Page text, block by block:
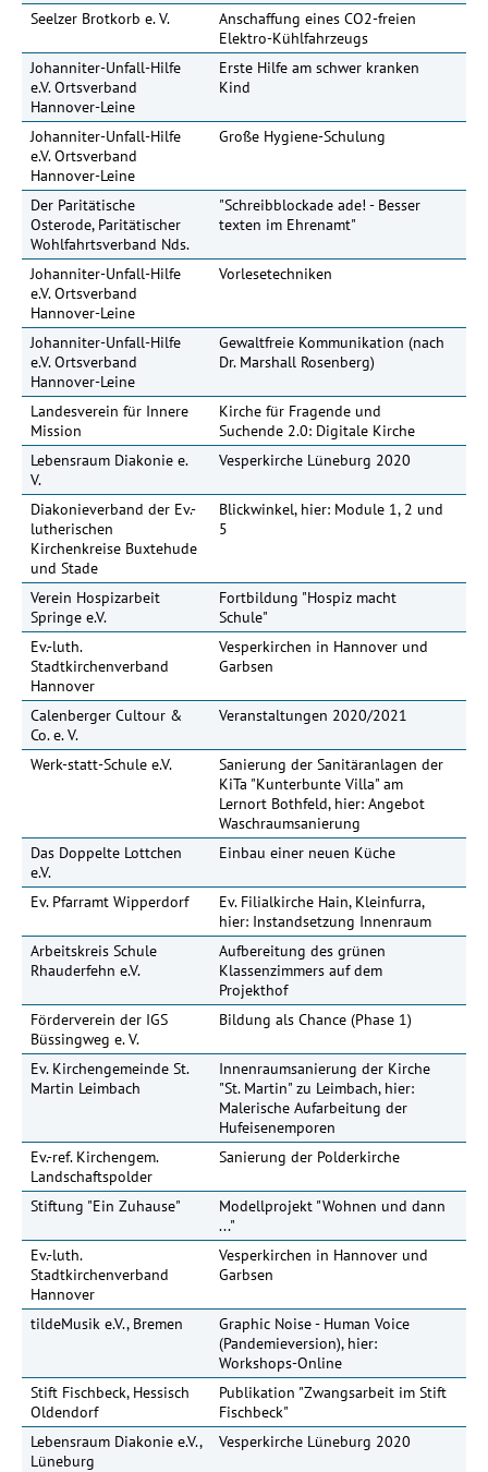
Seelzer Brotkorb e. V.
Anschaffung eines CO2-freien
Elektro-Kühlfahrzeugs
Johanniter-Unfall-Hilfe
e.V. Ortsverband
Hannover-Leine
Erste Hilfe am schwer kranken
Kind
Johanniter-Unfall-Hilfe
e.V. Ortsverband
Hannover-Leine
Große Hygiene-Schulung
Der Paritätische
Osterode, Paritätischer
Wohlfahrtsverband Nds.
"Schreibblockade ade! - Besser
texten im Ehrenamt"
Johanniter-Unfall-Hilfe
e.V. Ortsverband
Hannover-Leine
Vorlesetechniken
Johanniter-Unfall-Hilfe
e.V. Ortsverband
Hannover-Leine
Gewaltfreie Kommunikation (nach
Dr. Marshall Rosenberg)
Landesverein für Innere
Mission
Kirche für Fragende und
Suchende 2.0: Digitale Kirche
Lebensraum Diakonie e.
V.
Vesperkirche Lüneburg 2020
Diakonieverband der Ev.-
lutherischen
Kirchenkreise Buxtehude
und Stade
Blickwinkel, hier: Module 1, 2 und
5
Verein Hospizarbeit
Springe e.V.
Fortbildung "Hospiz macht
Schule"
Ev.-luth.
Stadtkirchenverband
Hannover
Vesperkirchen in Hannover und
Garbsen
Calenberger Cultour &
Co. e. V.
Veranstaltungen 2020/2021
Werk-statt-Schule e.V.
Sanierung der Sanitäranlagen der
KiTa "Kunterbunte Villa" am
Lernort Bothfeld, hier: Angebot
Waschraumsanierung
Das Doppelte Lottchen
e.V.
Einbau einer neuen Küche
Ev. Pfarramt Wipperdorf
Ev. Filialkirche Hain, Kleinfurra,
hier: Instandsetzung Innenraum
Arbeitskreis Schule
Rhauderfehn e.V.
Aufbereitung des grünen
Klassenzimmers auf dem
Projekthof
Förderverein der IGS
Büssingweg e. V.
Bildung als Chance (Phase 1)
Ev. Kirchengemeinde St.
Martin Leimbach
Innenraumsanierung der Kirche
"St. Martin" zu Leimbach, hier:
Malerische Aufarbeitung der
Hufeisenemporen
Ev.-ref. Kirchengem.
Landschaftspolder
Sanierung der Polderkirche
Stiftung "Ein Zuhause"
Modellprojekt "Wohnen und dann
..."
Ev.-luth.
Stadtkirchenverband
Hannover
Vesperkirchen in Hannover und
Garbsen
tildeMusik e.V., Bremen
Graphic Noise - Human Voice
(Pandemieversion), hier:
Workshops-Online
Stift Fischbeck, Hessisch
Oldendorf
Publikation "Zwangsarbeit im Stift
Fischbeck"
Lebensraum Diakonie e.V.,
Lüneburg
Vesperkirche Lüneburg 2020